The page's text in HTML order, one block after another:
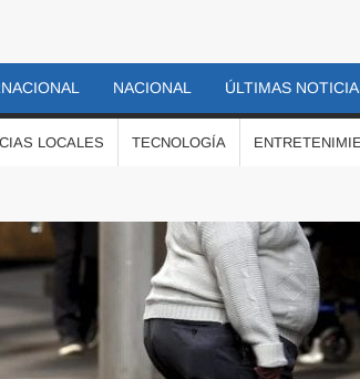
NACIONAL ÚLTIMAS
LOCALES TECNOLOGÍA